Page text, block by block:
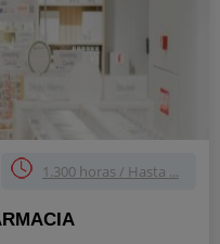
1.300 horas / Hasta ...